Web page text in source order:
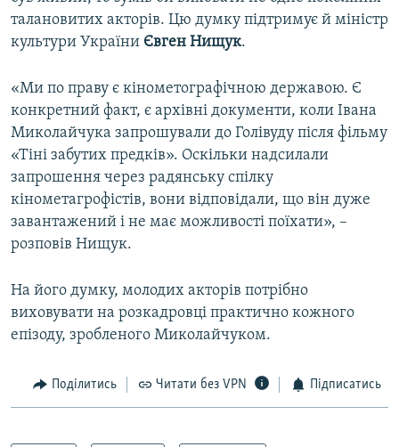
талановитих акторів. Цю думку підтримує й міністр
культури України Євген Нищук.
«Ми по праву є кінометографічною державою. Є
конкретний факт, є архівні документи, коли Івана
Миколайчука запрошували до Голівуду після фільму
«Тіні забутих предків». Оскільки надсилали
запрошення через радянську спілку
кінометагрофістів, вони відповідали, що він дуже
завантажений і не має можливості поїхати», –
розповів Нищук.
На його думку, молодих акторів потрібно
виховувати на розкадровці практично кожного
епізоду, зробленого Миколайчуком.
Поділитись Читати без VPN Підписатись